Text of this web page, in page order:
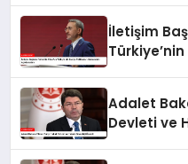
İletişim
Adalet
Devleti ve